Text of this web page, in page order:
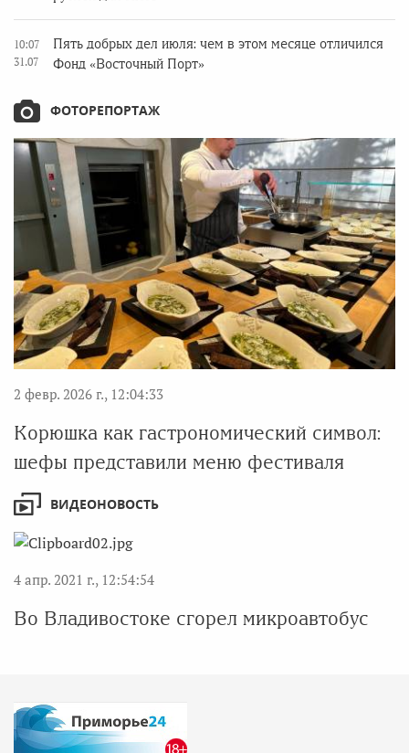
10:07
31.07
Пять добрых дел июля: чем в этом месяце отличился
Фонд «Восточный Порт»
ФОТОРЕПОРТАЖ
2 февр. 2026 г., 12:04:33
Корюшка как гастрономический символ:
шефы представили меню фестиваля
ВИДЕОНОВОСТЬ
4 апр. 2021 г., 12:54:54
Во Владивостоке сгорел микроавтобус